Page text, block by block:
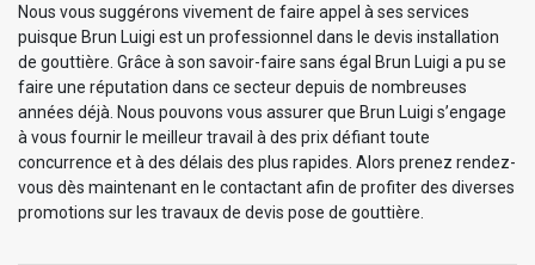
Nous vous suggérons vivement de faire appel à ses services
puisque Brun Luigi est un professionnel dans le devis installation
de gouttière. Grâce à son savoir-faire sans égal Brun Luigi a pu se
faire une réputation dans ce secteur depuis de nombreuses
années déjà. Nous pouvons vous assurer que Brun Luigi s’engage
à vous fournir le meilleur travail à des prix défiant toute
concurrence et à des délais des plus rapides. Alors prenez rendez-
vous dès maintenant en le contactant afin de profiter des diverses
promotions sur les travaux de devis pose de gouttière.